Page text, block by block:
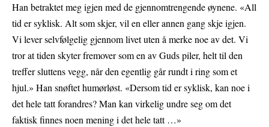
Han betraktet meg igjen med de gjennomtrengende øynene. «All
tid er syklisk. Alt som skjer, vil en eller annen gang skje igjen.
Vi lever selvfølgelig gjennom livet uten å merke noe av det. Vi
tror at tiden skyter fremover som en av Guds piler, helt til den
treffer sluttens vegg, når den egentlig går rundt i ring som et
hjul.» Han snøftet humørløst. «Dersom tid er syklisk, kan noe i
det hele tatt forandres? Man kan virkelig undre seg om det
faktisk finnes noen mening i det hele tatt …»